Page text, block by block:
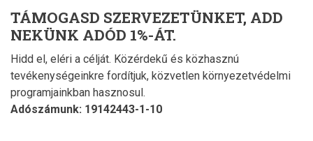
TÁMOGASD SZERVEZETÜNKET, ADD
NEKÜNK ADÓD 1%-ÁT.
Hidd el, eléri a célját. Közérdekű és közhasznú
tevékenységeinkre fordítjuk, közvetlen környezetvédelmi
programjainkban hasznosul.
Adószámunk: 19142443-1-10